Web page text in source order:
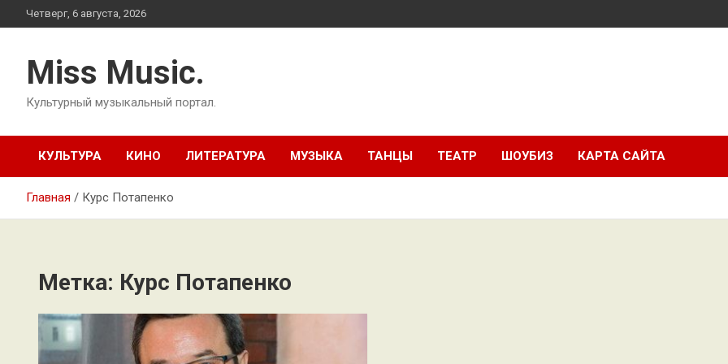
Перейти
к
Четверг, 6 августа, 2026
Miss Music.
Культурный музыкальный портал.
КУЛЬТУРА КИНО ЛИТЕРАТУРА МУЗЫКА ТАНЦЫ ТЕАТР ШОУБИЗ КАРТА САЙТА
Главная Курс Потапенко
Метка: Курс Потапенко